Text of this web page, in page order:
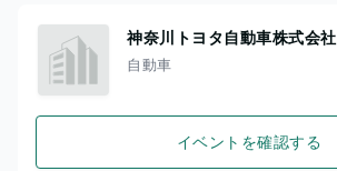
神奈川トヨタ自動車株式会社
自動車
イベントを確認する